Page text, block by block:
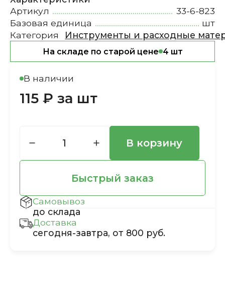
Артикул
33-6-823
Базовая единица
шт
Категория
Инструменты и расходные
На складе по старой цене 4 шт
В наличии
115 ₽ за шт
В корзину
Быстрый заказ
Самовывоз
до склада
Доставка
сегодня-завтра, от 800 руб.